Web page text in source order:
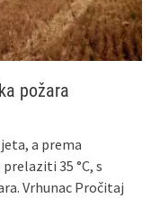
požara
a prema
35 °C, s
Vrhunac Pročitaj